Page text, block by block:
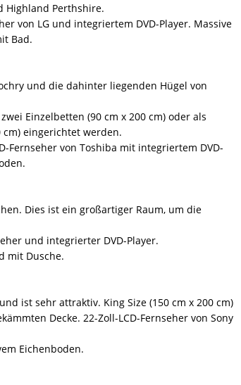
Highland Perthshire.
von LG und integriertem DVD-Player. Massive
Bad.
und die dahinter liegenden Hügel von
Einzelbetten (90 cm x 200 cm) oder als
eingerichtet werden.
Fernseher von Toshiba mit integriertem DVD-
Dies ist ein großartiger Raum, um die
und integrierter DVD-Player.
mit Dusche.
ist sehr attraktiv. King Size (150 cm x 200 cm)
Decke. 22-Zoll-LCD-Fernseher von Sony
Eichenboden.